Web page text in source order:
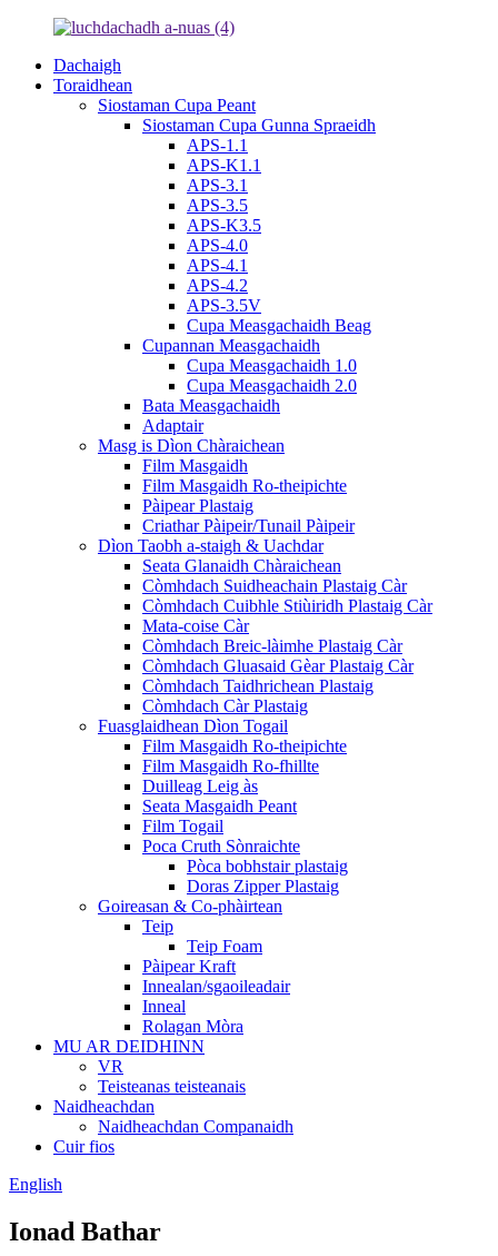
Dachaigh
Toraidhean
Siostaman Cupa Peant
Siostaman Cupa Gunna Spraeidh
APS-1.1
APS-K1.1
APS-3.1
APS-3.5
APS-K3.5
APS-4.0
APS-4.1
APS-4.2
APS-3.5V
Cupa Measgachaidh Beag
Cupannan Measgachaidh
Cupa Measgachaidh 1.0
Cupa Measgachaidh 2.0
Bata Measgachaidh
Adaptair
Masg is Dìon Chàraichean
Film Masgaidh
Film Masgaidh Ro-theipichte
Pàipear Plastaig
Criathar Pàipeir/Tunail Pàipeir
Dìon Taobh a-staigh & Uachdar
Seata Glanaidh Chàraichean
Còmhdach Suidheachain Plastaig Càr
Còmhdach Cuibhle Stiùiridh Plastaig Càr
Mata-coise Càr
Còmhdach Breic-làimhe Plastaig Càr
Còmhdach Gluasaid Gèar Plastaig Càr
Còmhdach Taidhrichean Plastaig
Còmhdach Càr Plastaig
Fuasglaidhean Dìon Togail
Film Masgaidh Ro-theipichte
Film Masgaidh Ro-fhillte
Duilleag Leig às
Seata Masgaidh Peant
Film Togail
Poca Cruth Sònraichte
Pòca bobhstair plastaig
Doras Zipper Plastaig
Goireasan & Co-phàirtean
Teip
Teip Foam
Pàipear Kraft
Innealan/sgaoileadair
Inneal
Rolagan Mòra
MU AR DEIDHINN
VR
Teisteanas teisteanais
Naidheachdan
Naidheachdan Companaidh
Cuir fios
English
Ionad Bathar